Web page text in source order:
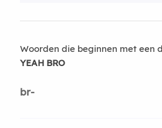
Woorden die beginnen met een
YEAH BRO
br-